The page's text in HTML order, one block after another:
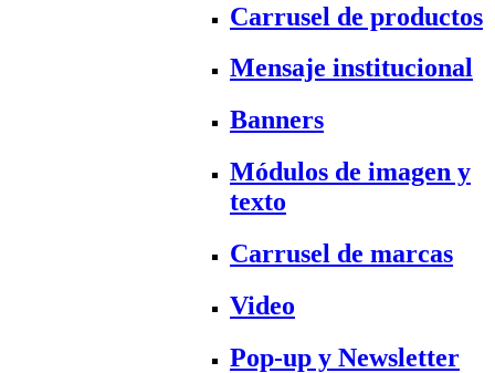
Carrusel de productos
Mensaje institucional
Banners
Módulos de imagen y
texto
Carrusel de marcas
Video
Pop-up y Newsletter